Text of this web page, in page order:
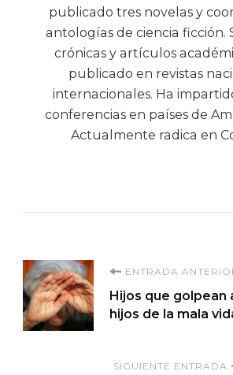
publicado tres novelas y
antologías de ciencia ficción.
crónicas y artículos
publicado en revistas
internacionales. Ha
conferencias en países de
Actualmente radica en
Navegación
de
entradas
ENTRADA
Hijos que golpean
hijos de la mala
SIGUIENTE ENTRADA